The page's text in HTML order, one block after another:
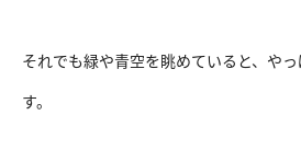
それでも緑や青空を眺めていると、や
す。